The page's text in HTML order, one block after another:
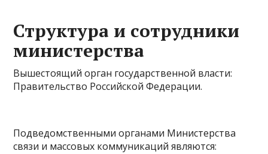
Структура и сотрудники
министерства
Вышестоящий орган государственной власти:
Правительство Российской Федерации.
Подведомственными органами Министерства
связи и массовых коммуникаций являются: